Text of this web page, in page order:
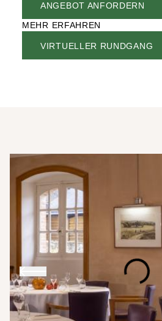
ANGEBOT ANFORDERN
MEHR ERFAHREN
VIRTUELLER RUNDGANG